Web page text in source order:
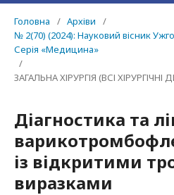
Головна / Архіви
/
№ 2(70) (2024): Науковий вісник
Серія «Медицина»
/
ЗАГАЛЬНА ХІРУРГІЯ (ВСІ
Діагностика та
із відкритими
виразками